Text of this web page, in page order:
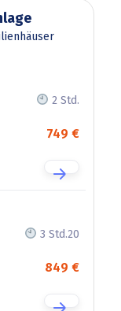
2 Std.
749 €
3 Std.20
849 €